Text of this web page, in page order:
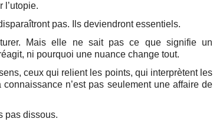
l’utopie.
pas. Ils deviendront essentiels.
Mais elle ne sait pas ce que signifie un
ni pourquoi une nuance change tout.
ceux qui relient les points, qui interprètent les
n’est pas seulement une affaire de
pas dissous.